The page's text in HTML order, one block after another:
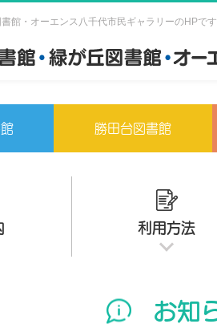
館・オーエンス八千代市民ギャラリーのHPです
勝田台図書館
利用方法
お知